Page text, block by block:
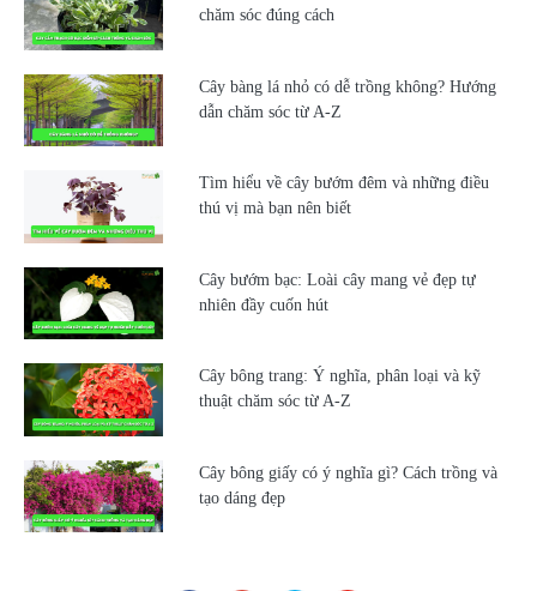
chăm sóc đúng cách
Cây bàng lá nhỏ có dễ trồng không? Hướng
dẫn chăm sóc từ A-Z
Tìm hiểu về cây bướm đêm và những điều
thú vị mà bạn nên biết
Cây bướm bạc: Loài cây mang vẻ đẹp tự
nhiên đầy cuốn hút
Cây bông trang: Ý nghĩa, phân loại và kỹ
thuật chăm sóc từ A-Z
Cây bông giấy có ý nghĩa gì? Cách trồng và
tạo dáng đẹp